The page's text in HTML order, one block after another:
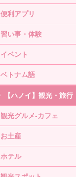
便利アプリ
習い事・体験
イベント
ベトナム語
【ハノイ】観光・旅行
観光グルメ-カフェ
お土産
ホテル